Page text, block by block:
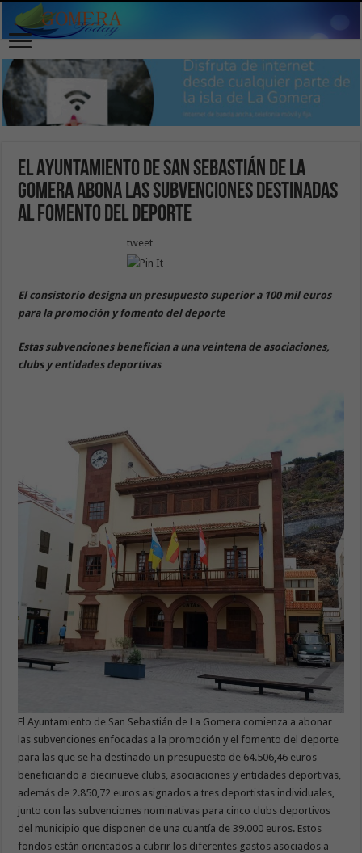
El Ayuntamiento de San Sebastián de La
Gomera abona las subvenciones destinadas
al fomento del deporte
tweet
El consistorio designa un presupuesto superior a 100 mil euros
para la promoción y fomento del deporte
Estas subvenciones benefician a una veintena de asociaciones,
clubs y entidades deportivas
El Ayuntamiento de San Sebastián de La Gomera comienza a abonar
las subvenciones enfocadas a la promoción y el fomento del deporte
para las que se ha destinado un presupuesto de 64.506,46 euros
beneficiando a diecinueve clubs, asociaciones y entidades deportivas,
además de 2.850,72 euros asignados a tres deportistas individuales,
junto con las subvenciones nominativas para cinco clubs deportivos
del municipio que disponen de una cuantía de 39.000 euros. Estos
fondos están orientados a cubrir los diferentes gastos asociados a